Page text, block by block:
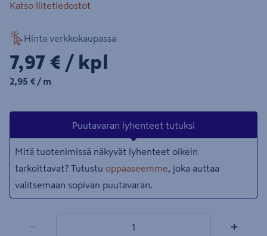
Katso liitetiedostot
Hinta verkkokaupassa
7,97€/kpl
7,97 € / kpl
2,95€/m
2,95 € / m
Puutavaran lyhenteet tutuksi
Mitä tuotenimissä näkyvät lyhenteet oikein
tarkoittavat? Tutustu oppaaseemme , joka auttaa
valitsemaan sopivan puutavaran.
− +